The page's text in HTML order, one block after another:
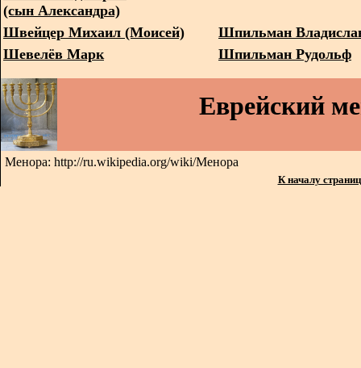
(сын Александра)
Швейцер Михаил (Моисей)
Шпильман
Шевелёв Марк
Шпильман Рудольф
Еврейский
Менора: http://ru.wikipedia.org/wiki/Менора
К началу